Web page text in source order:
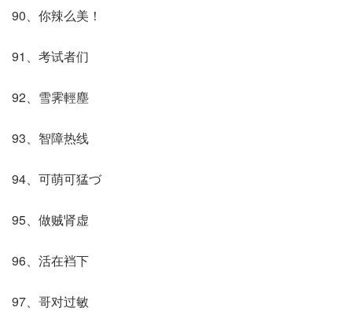
90、你辣么美！
91、考试者们
92、雪霁輕塵
93、智障热线
94、可萌可猛づ
95、做贼肾虚
96、活在裆下
97、哥对过敏